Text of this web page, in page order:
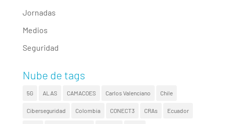
Jornadas
Medios
Seguridad
Nube de tags
5G ALAS CAMACOES Carlos Valenciano Chile
Ciberseguridad Colombia CONECT3 CRAs Ecuador